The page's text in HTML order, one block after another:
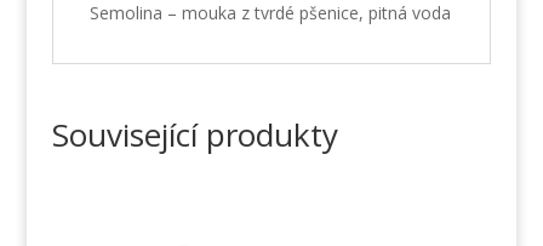
Semolina – mouka z tvrdé pšenice, pitná voda
Související produkty